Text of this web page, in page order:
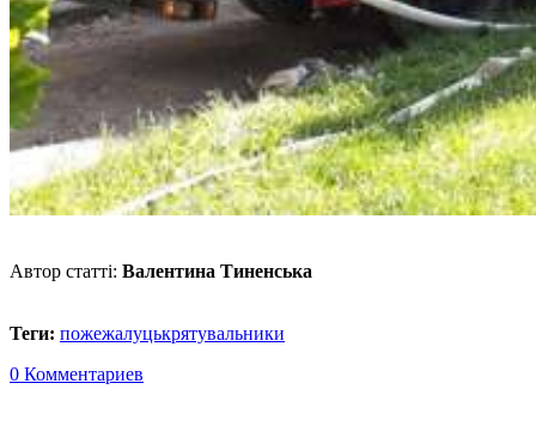
Автор статті: Валентина Тиненська
Теги: пожежалуцькрятувальники
0 Комментариев